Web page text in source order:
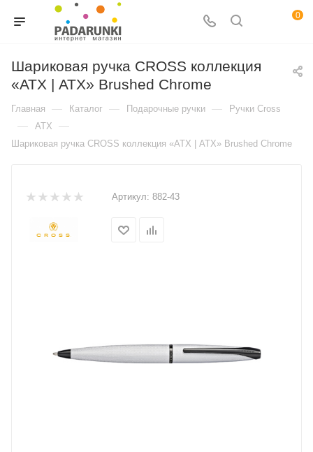
0
Шариковая ручка CROSS коллекция
«АТХ | ATX» Brushed Chrome
Главная — Каталог — Подарочные ручки — Ручки Cross
— ATX —
Шариковая ручка CROSS коллекция «АТХ | ATX» Brushed Chrome
Артикул: 882-43